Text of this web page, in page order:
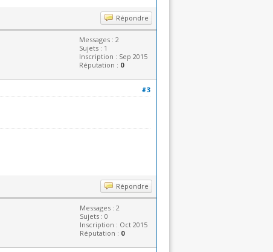
Répondre
Messages : 2
Sujets : 1
Inscription : Sep 2015
Réputation : 0
#3
Répondre
Messages : 2
Sujets : 0
Inscription : Oct 2015
Réputation : 0